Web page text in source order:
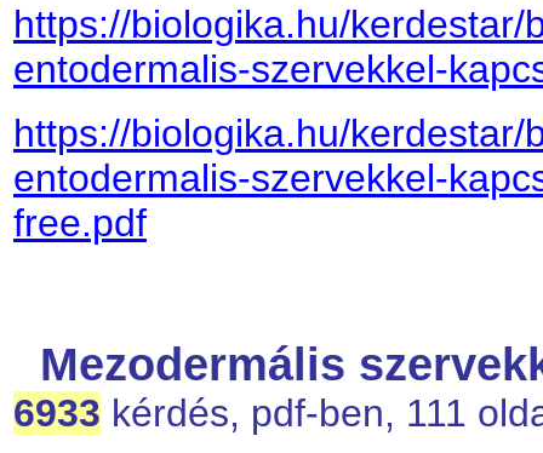
https://biologika.hu/
entodermalis-szervekkel-
https://biologika.hu/
entodermalis-szervekkel-
free.pdf
Mezodermális
6933 kérdés, pdf-ben, 111